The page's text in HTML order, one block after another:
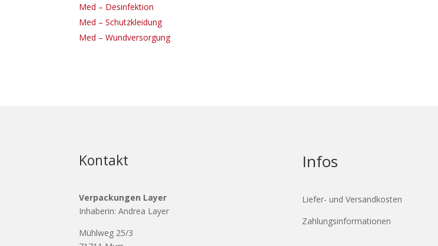
Med – Desinfektion
Med – Schutzkleidung
Med – Wundversorgung
Kontakt
Verpackungen Layer
Inhaberin: Andrea Layer
Mühlweg 25/3
Infos
Liefer- und Versandkosten
Zahlungsinformationen